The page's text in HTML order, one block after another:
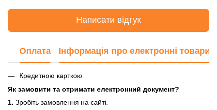
Написати відгук
Оплата Інформація про електронні товари
Кредитною карткою
Як замовити та отримати електронний документ?
1. Зробіть замовлення на сайті.